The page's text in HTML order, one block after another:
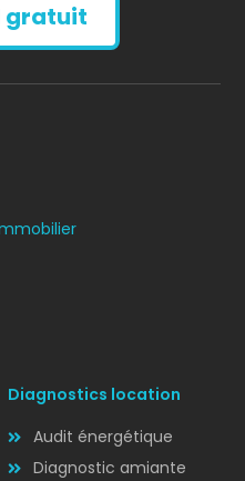
gratuit
Diagnostics location
Audit énergétique
Diagnostic amiante